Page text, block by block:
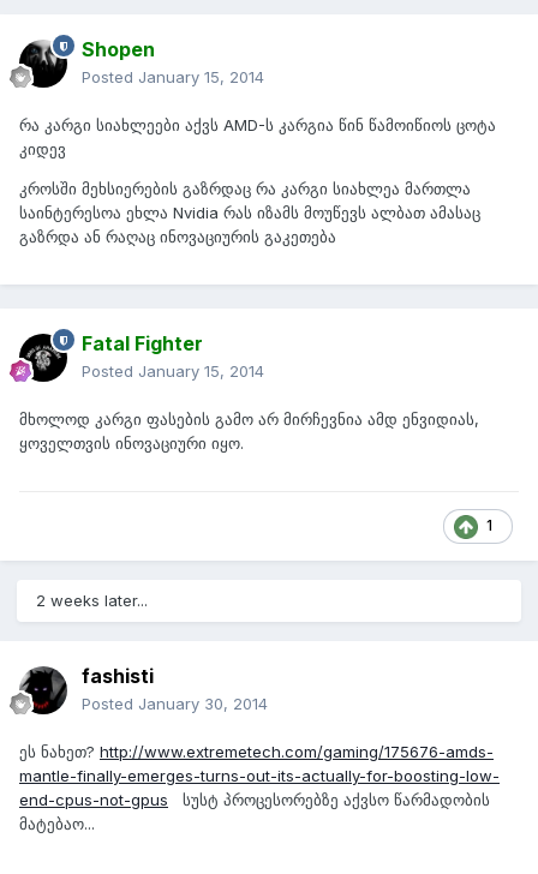
Shopen
Posted January 15, 2014
რა კარგი სიახლეები აქვს AMD-ს კარგია წინ წამოიწიოს ცოტა
კიდევ
კროსში მეხსიერების გაზრდაც რა კარგი სიახლეა მართლა
საინტერესოა ეხლა Nvidia რას იზამს მოუწევს ალბათ ამასაც
გაზრდა ან რაღაც ინოვაციურის გაკეთება
Fatal Fighter
Posted January 15, 2014
მხოლოდ კარგი ფასების გამო არ მირჩევნია ამდ ენვიდიას,
ყოველთვის ინოვაციური იყო.
1
2 weeks later...
fashisti
Posted January 30, 2014
ეს ნახეთ? http://www.extremetech.com/gaming/175676-amds-
mantle-finally-emerges-turns-out-its-actually-for-boosting-low-
end-cpus-not-gpus სუსტ პროცესორებზე აქვსო წარმადობის
მატებაო...